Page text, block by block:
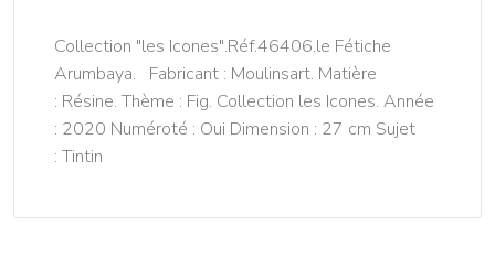
Collection "les Icones".Réf.46406.le Fétiche
Arumbaya. Fabricant : Moulinsart. Matière
: Résine. Thème : Fig. Collection les Icones. Année
: 2020 Numéroté : Oui Dimension : 27 cm Sujet
: Tintin